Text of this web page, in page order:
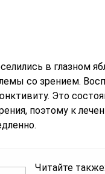
в глазном
со зрением.
Это
поэтому к
Читайте также: